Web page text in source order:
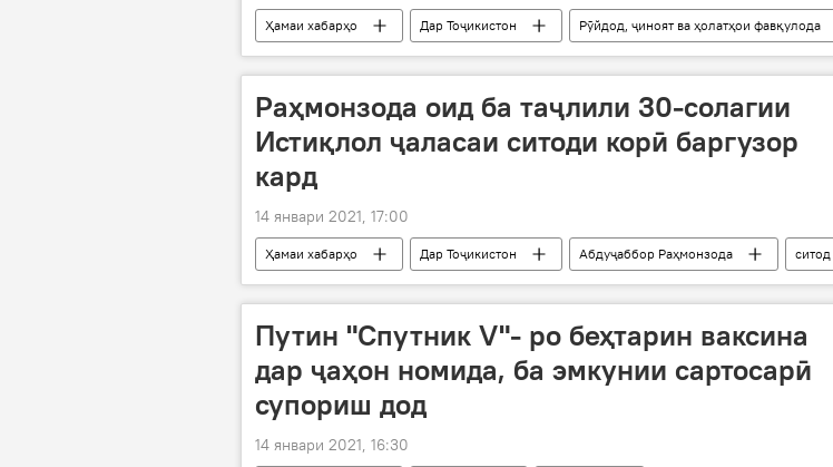
Ҳамаи хабарҳо Дар Тоҷикистон Рӯйдод, ҷиноят ва ҳолатҳои фавқулода
Раҳмонзода оид ба таҷлили 30-солагии
Истиқлол ҷаласаи ситоди корӣ баргузор
кард
14 январи 2021, 17:00
Ҳамаи хабарҳо Дар Тоҷикистон Абдуҷаббор Раҳмонзода ситод
Путин "Спутник V"- ро беҳтарин ваксина
дар ҷаҳон номида, ба эмкунии сартосарӣ
супориш дод
14 январи 2021, 16:30